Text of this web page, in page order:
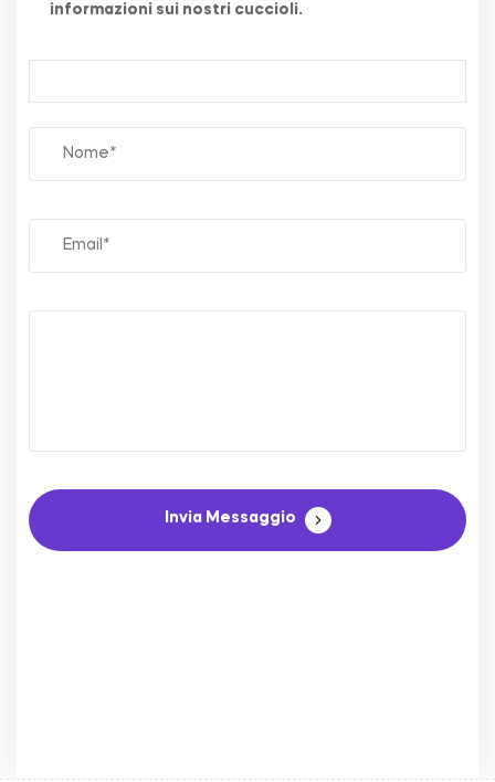
informazioni sui nostri cuccioli.
Invia Messaggio